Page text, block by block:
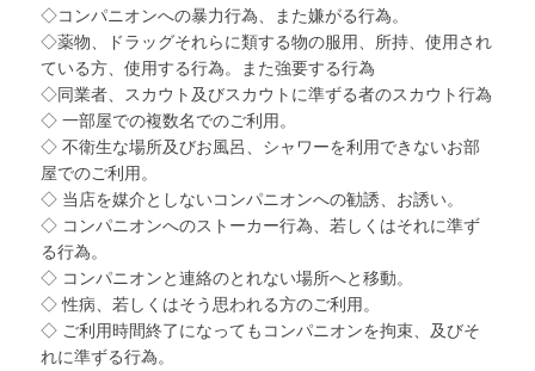
◇コンパニオンへの暴力行為、また嫌がる行為。
◇薬物、ドラッグそれらに類する物の服用、所持、使用され
ている方、使用する行為。また強要する行為
◇同業者、スカウト及びスカウトに準ずる者のスカウト行為
◇ 一部屋での複数名でのご利用。
◇ 不衛生な場所及びお風呂、シャワーを利用できないお部
屋でのご利用。
◇ 当店を媒介としないコンパニオンへの勧誘、お誘い。
◇ コンパニオンへのストーカー行為、若しくはそれに準ず
る行為。
◇ コンパニオンと連絡のとれない場所へと移動。
◇ 性病、若しくはそう思われる方のご利用。
◇ ご利用時間終了になってもコンパニオンを拘束、及びそ
れに準ずる行為。